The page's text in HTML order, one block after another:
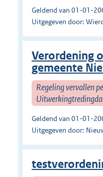
Geldend van 01-01-
Uitgegeven door:
Verordening
gemeente
Regeling vervallen
Geldend van 01-01-
Uitgegeven door: